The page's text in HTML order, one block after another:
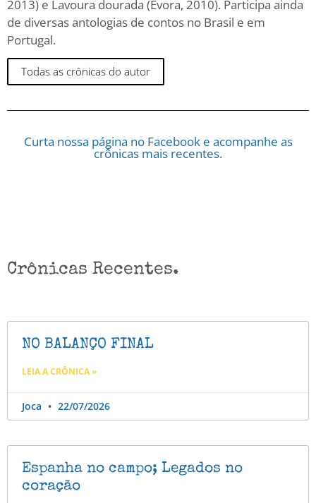
2013) e Lavoura dourada (Évora, 2010). Participa ainda
de diversas antologias de contos no Brasil e em
Portugal.
Todas as crônicas do autor
Curta nossa página no Facebook e acompanhe as
crônicas mais recentes.
Crônicas Recentes.
NO BALANÇO FINAL
LEIA A CRÔNICA »
Joca 22/07/2026
Espanha no campo; Legados no
coração